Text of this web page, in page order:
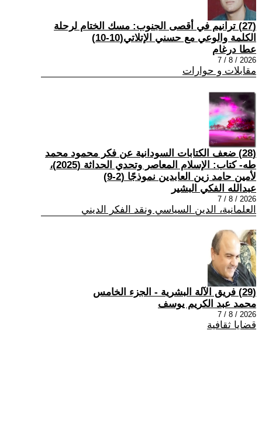
(27) ترانيم في أقصى الجنوب: مسك الختام لرحلة
الكلمة والوعي مع حسني الإتلاتي(10-10)
عطا درغام
2026 / 8 / 7
مقابلات و حوارات
(28) ضعف الكتابات السودانية عن فكر محمود محمد
طه- كتاب: الإسلام المعاصر وتحدي الحداثة (2025)،
لأمين حامد زين العابدين نموذجًا (2-9)
عبدالله الفكي البشير
2026 / 8 / 7
العلمانية، الدين السياسي ونقد الفكر الديني
(29) فريق الآلة البشرية - الجزء الخامس
محمد عبد الكريم يوسف
2026 / 8 / 7
قضايا ثقافية